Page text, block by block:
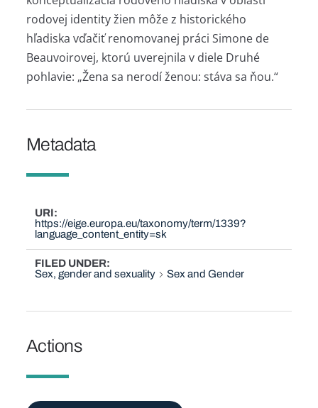
rodovej identity žien môže z historického
hľadiska vďačiť renomovanej práci Simone de
Beauvoirovej, ktorú uverejnila v diele Druhé
pohlavie: „Žena sa nerodí ženou: stáva sa ňou.“
Metadata
URI
https://eige.europa.eu/taxonomy/term/1339?
language_content_entity=sk
FILED UNDER
Sex, gender and sexuality
Sex and Gender
Actions